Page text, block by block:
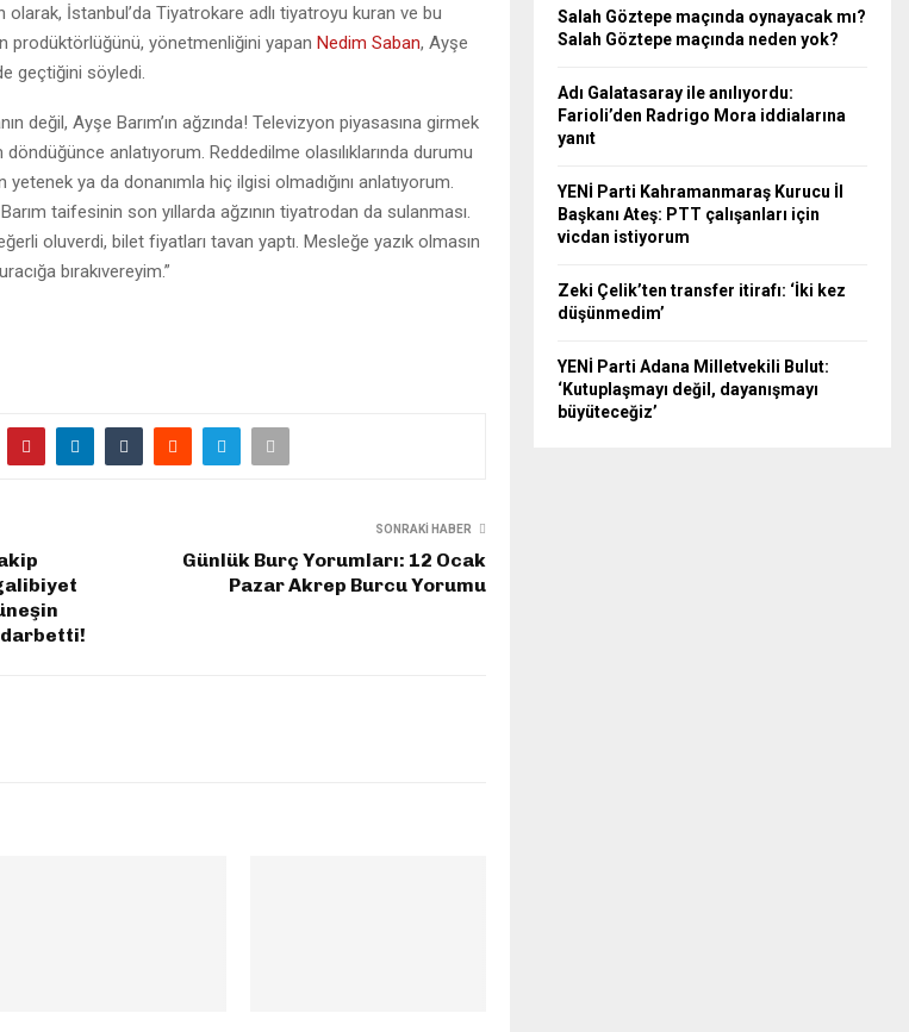
İstanbul’da Tiyatrokare adlı tiyatroyu kuran ve bu
prodüktörlüğünü, yönetmenliğini yapan Nedim Saban, Ayşe
geçtiğini söyledi.
değil, Ayşe Barım’ın ağzında! Televizyon piyasasına girmek
anlatıyorum. Reddedilme olasılıklarında durumu
ya da donanımla hiç ilgisi olmadığını anlatıyorum.
taifesinin son yıllarda ağzının tiyatrodan da sulanması.
oluverdi, bilet fiyatları tavan yaptı. Mesleğe yazık olmasın
bırakıvereyim.”
darbetti!
SONRAKI HABER
Günlük Burç Yorumları: 12 Ocak
Pazar Akrep Burcu Yorumu
Salah Göztepe maçında oynayacak mı?
Salah Göztepe maçında neden yok?
Adı Galatasaray ile anılıyordu:
Farioli’den Radrigo Mora iddialarına
yanıt
YENİ Parti Kahramanmaraş Kurucu İl
Başkanı Ateş: PTT çalışanları için
vicdan istiyorum
Zeki Çelik’ten transfer itirafı: ‘İki kez
düşünmedim’
YENİ Parti Adana Milletvekili Bulut:
‘Kutuplaşmayı değil, dayanışmayı
büyüteceğiz’